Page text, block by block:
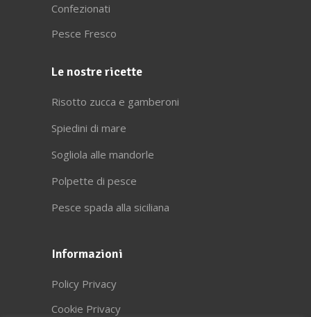
Confezionati
Pesce Fresco
Le nostre ricette
Risotto zucca e gamberoni
Spiedini di mare
Sogliola alle mandorle
Polpette di pesce
Pesce spada alla siciliana
Informazioni
Policy Privacy
Cookie Privacy